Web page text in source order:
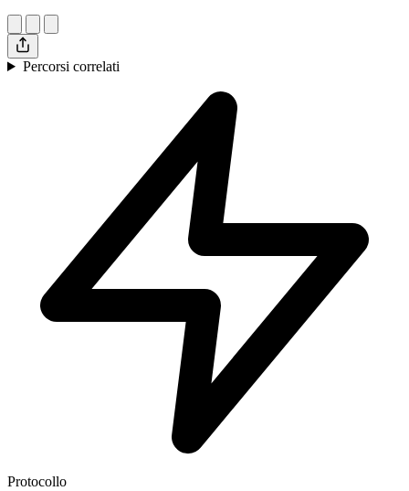
Percorsi correlati
Protocollo